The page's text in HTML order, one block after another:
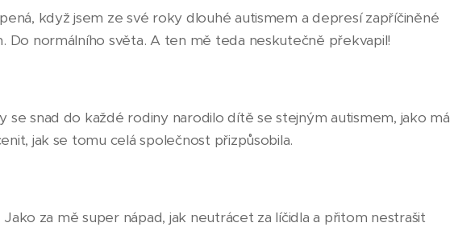
když jsem ze své roky dlouhé autismem a depresí zapříčiněné
Do normálního světa. A ten mě teda neskutečně překvapil!
se snad do každé rodiny narodilo dítě se stejným autismem, jako má
jak se tomu celá společnost přizpůsobila.
Jako za mě super nápad, jak neutrácet za líčidla a přitom nestrašit